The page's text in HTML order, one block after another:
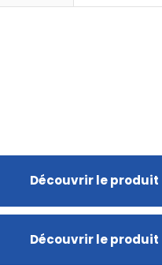
Découvrir le produit
Découvrir le produit